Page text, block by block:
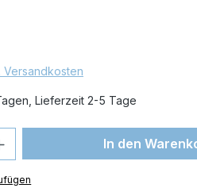
Versandkosten
Lieferzeit 2-5 Tage
Gib denIn den